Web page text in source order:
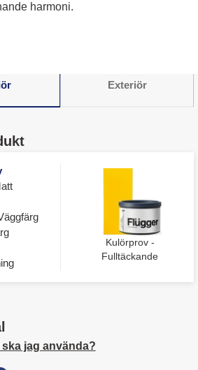
harmoni.
Exteriör
Kulörprov -
Fulltäckande
jag använda?